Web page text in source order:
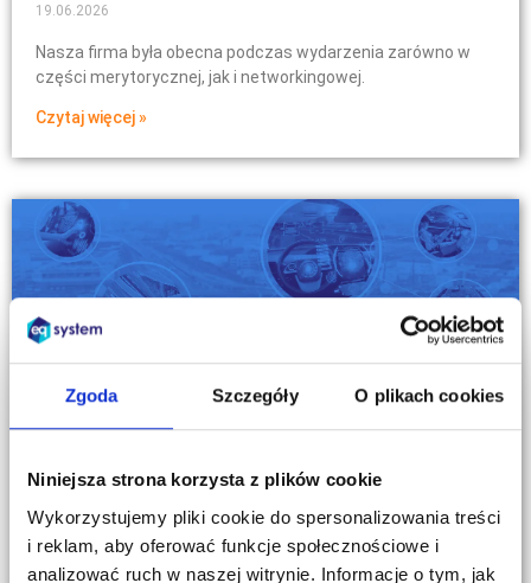
Zgoda Szczegóły O plikach cookies
Niniejsza strona korzysta z plików cookie
Wykorzystujemy pliki cookie do spersonalizowania treści
i reklam, aby oferować funkcje społecznościowe i
analizować ruch w naszej witrynie. Informacje o tym, jak
19.06.2026
Nasza firma była obecna podczas wydarzenia zarówno w
części merytorycznej, jak i networkingowej.
Czytaj więcej »